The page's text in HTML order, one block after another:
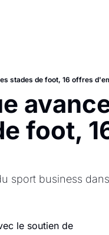
stades de foot, 16 offres
foot,
sport business
le soutien de